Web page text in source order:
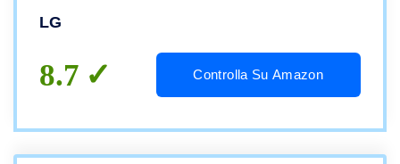
VGA, Borderless, Argento
LG
8.7 Controlla Su Amazon